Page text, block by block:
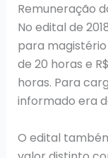
Remuneração
No edital de
para
de 20 horas e
horas. Para
informado era
O edital